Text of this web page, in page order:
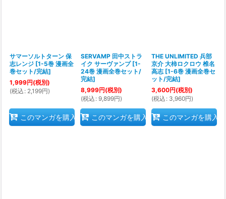
サマーソルトターン 保
志レンジ [1-5巻 漫画全
巻セット/完結]
1,999円(税別)
(税込 : 2,199円)
このマンガを購入
SERVAMP 田中ストラ
イク サーヴァンプ [1-
24巻 漫画全巻セット/
完結]
8,999円(税別)
(税込 : 9,899円)
このマンガを購入
THE UNLIMITED 兵部
京介 大柿ロクロウ 椎名
高志 [1-6巻 漫画全巻セ
ット/完結]
3,600円(税別)
(税込 : 3,960円)
このマンガを購入